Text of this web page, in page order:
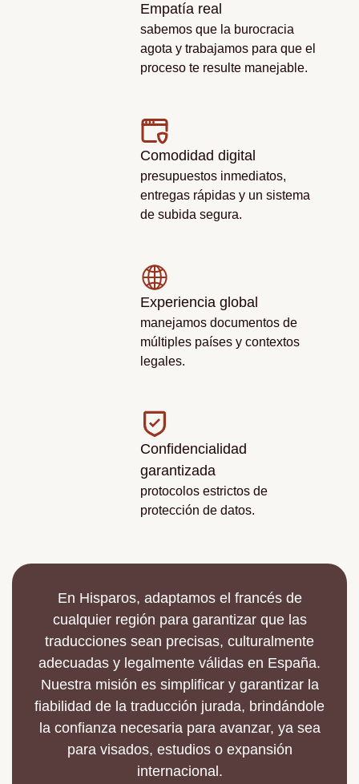
Empatía real
sabemos que la burocracia
agota y trabajamos para que el
proceso te resulte manejable.
Comodidad digital
presupuestos inmediatos,
entregas rápidas y un sistema
de subida segura.
Experiencia global
manejamos documentos de
múltiples países y contextos
legales.
Confidencialidad
garantizada
protocolos estrictos de
protección de datos.
En Hisparos, adaptamos el francés de
cualquier región para garantizar que las
traducciones sean precisas, culturalmente
adecuadas y legalmente válidas en España.
Nuestra misión es simplificar y garantizar la
fiabilidad de la traducción jurada, brindándole
la confianza necesaria para avanzar, ya sea
para visados, estudios o expansión
internacional.